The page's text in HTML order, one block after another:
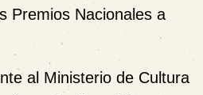
Premios Nacionales a
al Ministerio de Cultura